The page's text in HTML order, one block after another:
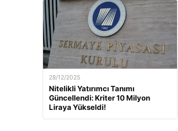
28/12/2025
Nitelikli Yatırımcı Tanımı
Güncellendi: Kriter 10 Milyon
Liraya Yükseldi!